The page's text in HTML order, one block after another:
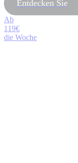
Entdecken Sie
Ab
119€
die Woche